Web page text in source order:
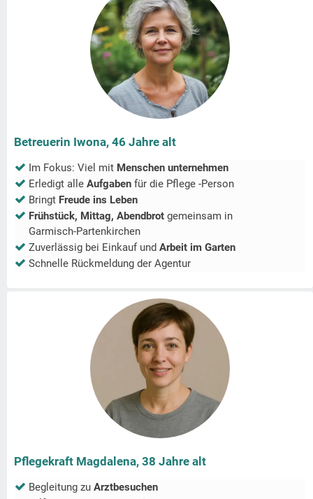
Betreuerin Iwona, 46 Jahre alt
Im Fokus: Viel mit Menschen unternehmen
Erledigt alle Aufgaben für die Pflege -Person
Bringt Freude ins Leben
Frühstück, Mittag, Abendbrot gemeinsam in
Garmisch-Partenkirchen
Zuverlässig bei Einkauf und Arbeit im Garten
Schnelle Rückmeldung der Agentur
Pflegekraft Magdalena, 38 Jahre alt
Begleitung zu Arztbesuchen